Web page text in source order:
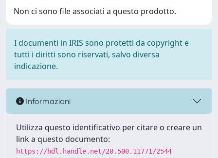
Non ci sono file associati a questo prodotto.
I documenti in IRIS sono protetti da copyright e
tutti i diritti sono riservati, salvo diversa
indicazione.
Informazioni
Utilizza questo identificativo per citare o creare un
link a questo documento:
https://hdl.handle.net/20.500.11771/2544